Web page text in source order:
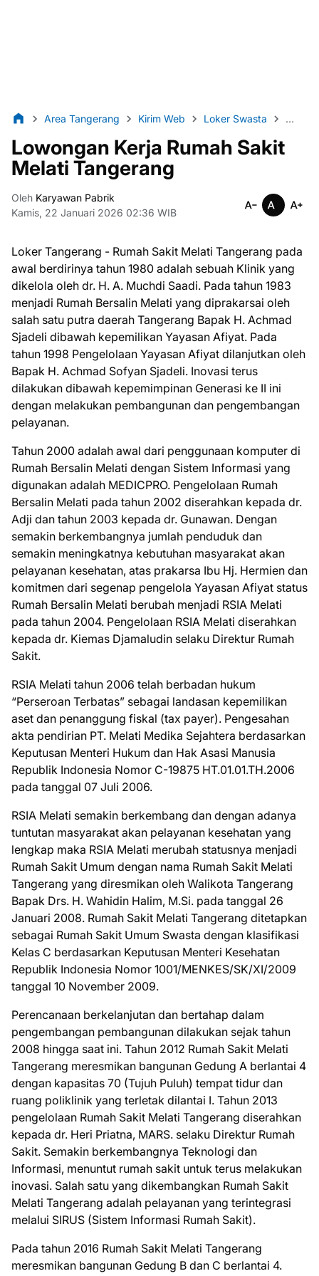
Area Tangerang Kirim Web Loker Swasta
Lowongan Kerja Rumah Sakit
Melati Tangerang
Oleh Karyawan Pabrik
Kamis, 22 Januari 2026 02:36 WIB
Loker Tangerang - Rumah Sakit Melati Tangerang pada
awal berdirinya tahun 1980 adalah sebuah Klinik yang
dikelola oleh dr. H. A. Muchdi Saadi. Pada tahun 1983
menjadi Rumah Bersalin Melati yang diprakarsai oleh
salah satu putra daerah Tangerang Bapak H. Achmad
Sjadeli dibawah kepemilikan Yayasan Afiyat. Pada
tahun 1998 Pengelolaan Yayasan Afiyat dilanjutkan oleh
Bapak H. Achmad Sofyan Sjadeli. Inovasi terus
dilakukan dibawah kepemimpinan Generasi ke II ini
dengan melakukan pembangunan dan pengembangan
pelayanan.
Tahun 2000 adalah awal dari penggunaan komputer di
Rumah Bersalin Melati dengan Sistem Informasi yang
digunakan adalah MEDICPRO. Pengelolaan Rumah
Bersalin Melati pada tahun 2002 diserahkan kepada dr.
Adji dan tahun 2003 kepada dr. Gunawan. Dengan
semakin berkembangnya jumlah penduduk dan
semakin meningkatnya kebutuhan masyarakat akan
pelayanan kesehatan, atas prakarsa Ibu Hj. Hermien dan
komitmen dari segenap pengelola Yayasan Afiyat status
Rumah Bersalin Melati berubah menjadi RSIA Melati
pada tahun 2004. Pengelolaan RSIA Melati diserahkan
kepada dr. Kiemas Djamaludin selaku Direktur Rumah
Sakit.
RSIA Melati tahun 2006 telah berbadan hukum
“Perseroan Terbatas” sebagai landasan kepemilikan
aset dan penanggung fiskal (tax payer). Pengesahan
akta pendirian PT. Melati Medika Sejahtera berdasarkan
Keputusan Menteri Hukum dan Hak Asasi Manusia
Republik Indonesia Nomor C-19875 HT.01.01.TH.2006
pada tanggal 07 Juli 2006.
RSIA Melati semakin berkembang dan dengan adanya
tuntutan masyarakat akan pelayanan kesehatan yang
lengkap maka RSIA Melati merubah statusnya menjadi
Rumah Sakit Umum dengan nama Rumah Sakit Melati
Tangerang yang diresmikan oleh Walikota Tangerang
Bapak Drs. H. Wahidin Halim, M.Si. pada tanggal 26
Januari 2008. Rumah Sakit Melati Tangerang ditetapkan
sebagai Rumah Sakit Umum Swasta dengan klasifikasi
Kelas C berdasarkan Keputusan Menteri Kesehatan
Republik Indonesia Nomor 1001/MENKES/SK/XI/2009
tanggal 10 November 2009.
Perencanaan berkelanjutan dan bertahap dalam
pengembangan pembangunan dilakukan sejak tahun
2008 hingga saat ini. Tahun 2012 Rumah Sakit Melati
Tangerang meresmikan bangunan Gedung A berlantai 4
dengan kapasitas 70 (Tujuh Puluh) tempat tidur dan
ruang poliklinik yang terletak dilantai I. Tahun 2013
pengelolaan Rumah Sakit Melati Tangerang diserahkan
kepada dr. Heri Priatna, MARS. selaku Direktur Rumah
Sakit. Semakin berkembangnya Teknologi dan
Informasi, menuntut rumah sakit untuk terus melakukan
inovasi. Salah satu yang dikembangkan Rumah Sakit
Melati Tangerang adalah pelayanan yang terintegrasi
melalui SIRUS (Sistem Informasi Rumah Sakit).
Pada tahun 2016 Rumah Sakit Melati Tangerang
meresmikan bangunan Gedung B dan C berlantai 4.